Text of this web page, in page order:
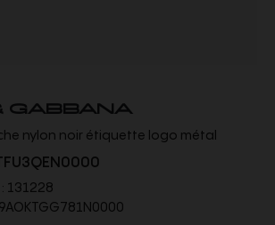
GABBANA
nylon noir étiquette logo métal
131228